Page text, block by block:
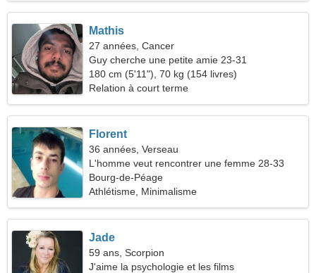
Mathis
27 années, Cancer
Guy cherche une petite amie 23-31
180 cm (5'11"), 70 kg (154 livres)
Relation à court terme
Florent
36 années, Verseau
L'homme veut rencontrer une femme 28-33
Bourg-de-Péage
Athlétisme, Minimalisme
Jade
59 ans, Scorpion
J'aime la psychologie et les films